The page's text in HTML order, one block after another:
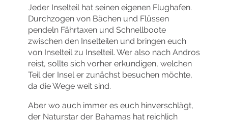
Jeder Inselteil hat seinen eigenen Flughafen.
Durchzogen von Bächen und Flüssen
pendeln Fährtaxen und Schnellboote
zwischen den Inselteilen und bringen euch
von Inselteil zu Inselteil. Wer also nach Andros
reist, sollte sich vorher erkundigen, welchen
Teil der Insel er zunächst besuchen möchte,
da die Wege weit sind.
Aber wo auch immer es euch hinverschlägt,
der Naturstar der Bahamas hat reichlich